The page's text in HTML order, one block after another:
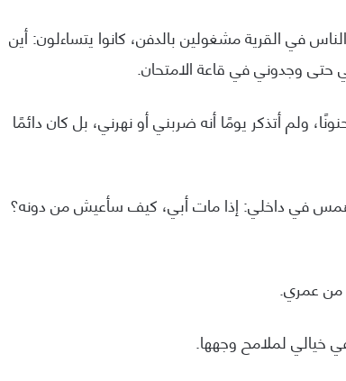
في القرية مشغولين بالدفن، كانوا يتساءلون: أين
وجدوني في قاعة الامتحان.
ولم أتذكر يومًا أنه ضربني أو نهرني، بل كان دائمًا
في داخلي: إذا مات أبي، كيف سأعيش من دونه؟
من عمري.
خيالي لملامح وجهها.